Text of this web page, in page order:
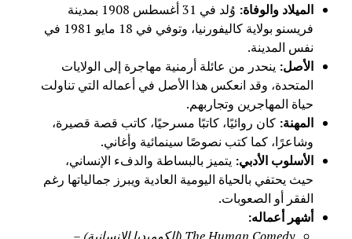
الميلاد والوفاة:
وُلد في 31 أغسطس 1908 بمدينة
فريسنو بولاية كاليفورنيا، وتوفي في 18 مايو 1981 في
نفس المدينة.
الأصل: ينحدر من عائلة أرمنية مهاجرة إلى الولايات
المتحدة، وقد انعكس هذا الأصل في أعماله التي تناولت
حياة المهاجرين وتجاربهم.
المهنة: كان روائيًا، كاتبًا مسرحيًا، كاتب قصة قصيرة،
وشاعرًا، كما كتب نصوصًا سينمائية وأغاني.
الأسلوب الأدبي: يتميز بالبساطة والدفء الإنساني،
حيث يحتفي بالحياة اليومية العادية ويبرز جمالياتها رغم
الفقر أو الصعوبات.
أشهر أعماله: